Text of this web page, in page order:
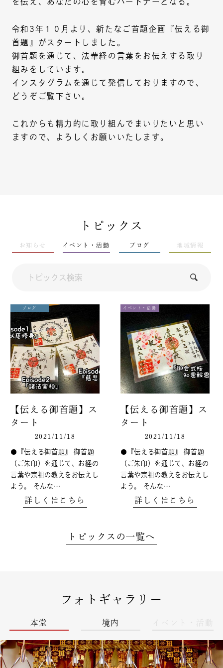
令和3年１０月より、新たなご首題企画『伝える御
首題』がスタートしました。
御首題を通じて、法華経の言葉をお伝えする取り
組みをしています。
インスタグラムを通じて発信しておりますので、
どうぞご覧下さい。
これからも精力的に取り組んでまいりたいと思い
ますので、よろしくお願いいたします。
トピックス
お知らせ イベント・活動 ブログ 地域情報
ブログ
【伝える御首題】ス
タート
2021/11/18
●『伝える御首題』 御首題
（ご朱印）を通じて、お経の
言葉や宗祖の教えをお伝えし
よう。 そんな…
詳しくはこちら
イベント・活動
【伝える御首題】ス
タート
2021/11/18
●『伝える御首題』 御首題
（ご朱印）を通じて、お経の
言葉や宗祖の教えをお伝えし
よう。 そんな…
詳しくはこちら
トピックスの一覧へ
フォトギャラリー
本堂 境内